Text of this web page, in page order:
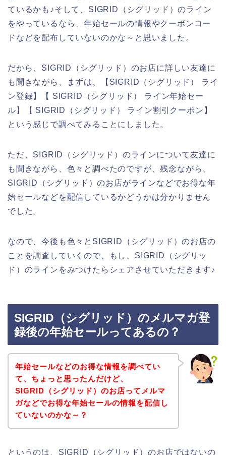
ているかも♪そして、SIGRID（シグリッド）のライン
をやっているなら、年始セールの情報やクーポンコー
ドなどを配布していないのかな～と思いました。
だから、SIGRID（シグリッド）のお店に詳しい友達に
も聞きながら、まずは、【SIGRID（シグリッド） ライ
ン登録】【 SIGRID（シグリッド） ライン年始セー
ル】【 SIGRID（シグリッド） ライン割引クーポン】
という感じで調べてみることにしました。
ただ、SIGRID（シグリッド）のラインについて友達に
も聞きながら、色々と調べたのですが、残念ながら、
SIGRID（シグリッド）のお店がラインなどでお得な年
始セールなどを配信しているかどうかは分かりません
でした。
なので、今後も色々とSIGRID（シグリッド）のお店の
ことを調査していくので、もし、SIGRID（シグリッ
ド）のラインをみつけたらシェアさせていただきます♪
SIGRID（シグリッド）のメルマガ登
録後の年始セールってあるの？
年始セールなどのお得な情報を調べてい
て、ちょっと思ったんだけど、
SIGRID（シグリッド）のお店ってメルマ
ガなどでお得な年始セールの情報を配信し
ていないのかな～？
というのは、SIGRID（シグリッド）のお店ではないの